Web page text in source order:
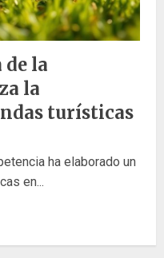
de la
la
turísticas
ha elaborado un
en...